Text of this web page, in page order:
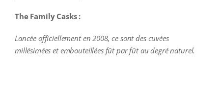
The Family Casks :
Lancée officiellement en 2008, ce sont des cuvées
millésimées et embouteillées fût par fût au degré naturel.